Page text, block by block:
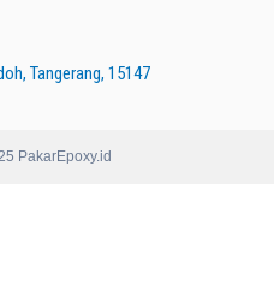
Tangerang, 15147
PakarEpoxy.id